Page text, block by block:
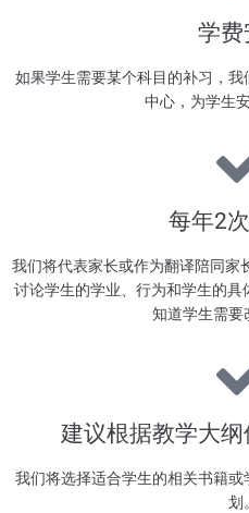
学费
如果学生需要某个科目的补习，
中心，为学生
每年2
我们将代表家长或作为翻译陪同
讨论学生的学业、行为和学生的
知道学生需要
建议根据教学大
我们将选择适合学生的相关书籍
划。